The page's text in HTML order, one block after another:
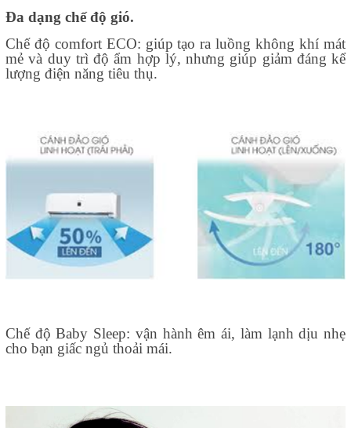
Đa dạng chế độ gió.
Chế độ comfort ECO: giúp tạo ra luồng không khí mát
mẻ và duy trì độ ẩm hợp lý, nhưng giúp giảm đáng kể
lượng điện năng tiêu thụ.
Chế độ Baby Sleep: vận hành êm ái, làm lạnh dịu nhẹ
cho bạn giấc ngủ thoải mái.